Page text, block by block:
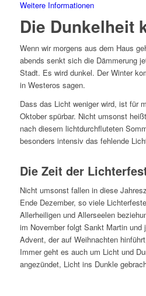
Weitere Informationen
Die Dunkelheit
Wenn wir morgens aus dem Haus
abends senkt sich die Dämmerung
Stadt. Es wird dunkel. Der Winter
in Westeros sagen.
Dass das Licht weniger wird, ist für
Oktober spürbar. Nicht umsonst
nach diesem lichtdurchfluteten
besonders intensiv das fehlende
Die Zeit der
Nicht umsonst fallen in diese
Ende Dezember, so viele
Allerheiligen und Allerseelen
im November folgt Sankt Martin und
Advent, der auf Weihnachten
Immer geht es auch um Licht und
angezündet, Licht ins Dunkle